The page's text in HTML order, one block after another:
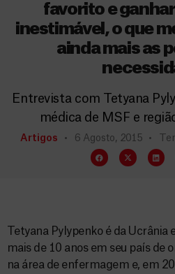
favorito e
inestimável, o que
ainda mais as
Entrevista com Tetyana
médica de MSF e
Artigos 6 Agosto, 2015
Tetyana Pylypenko é da
mais de 10 anos em seu país de
na área de enfermagem e, em